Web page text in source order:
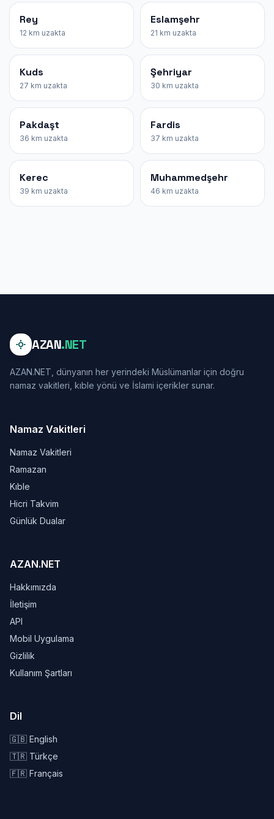
Rey
12 km uzakta
Eslamşehr
21 km uzakta
Kuds
27 km uzakta
Şehriyar
30 km uzakta
Pakdaşt
36 km uzakta
Fardis
37 km uzakta
Kerec
39 km uzakta
Muhammedşehr
46 km uzakta
AZAN.NET
AZAN.NET, dünyanın her yerindeki Müslümanlar için doğru
namaz vakitleri, kıble yönü ve İslami içerikler sunar.
Namaz Vakitleri
Namaz Vakitleri
Ramazan
Kıble
Hicri Takvim
Günlük Dualar
AZAN.NET
Hakkımızda
İletişim
API
Mobil Uygulama
Gizlilik
Kullanım Şartları
Dil
🇬🇧 English
🇹🇷 Türkçe
🇫🇷 Français